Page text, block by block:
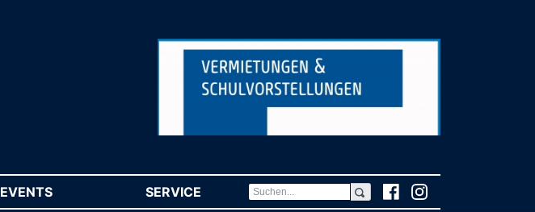
EVENTS SERVICE (CURRENT)